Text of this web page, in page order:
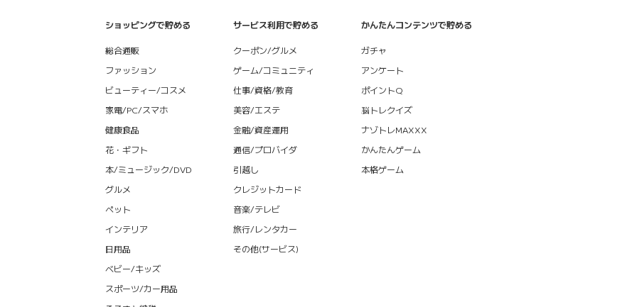
ショッピングで貯める
総合通販
ファッション
ビューティー/コスメ
家電/PC/スマホ
健康食品
花・ギフト
本/ミュージック/DVD
グルメ
ペット
インテリア
日用品
ベビー/キッズ
スポーツ/カー用品
サービス利用で貯める
クーポン/グルメ
ゲーム/コミュニティ
仕事/資格/教育
美容/エステ
金融/資産運用
通信/プロバイダ
引越し
クレジットカード
音楽/テレビ
旅行/レンタカー
その他(サービス)
かんたんコンテンツで貯める
ガチャ
アンケート
ポイントQ
脳トレクイズ
ナゾトレMAXXX
かんたんゲーム
本格ゲーム